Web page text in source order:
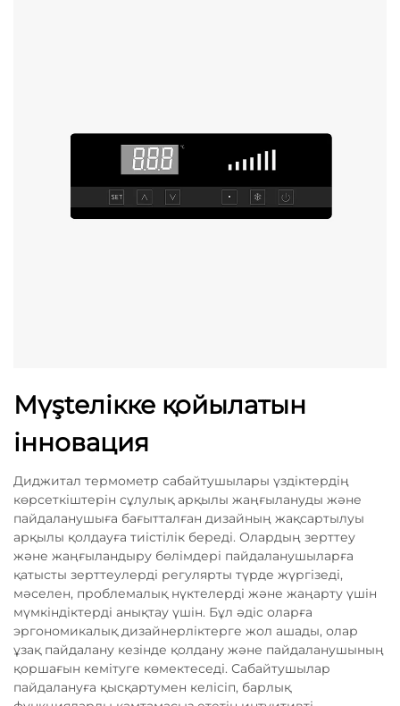
Мүştелікке қойылатын
інновация
Диджитал термометр сабайтушылары үздіктердің
көрсеткіштерін сұлулық арқылы жаңғылануды және
пайдаланушыға бағытталған дизайның жақсартылуы
арқылы қолдауға тиістілік береді. Олардың зерттеу
және жаңғыландыру бөлімдері пайдаланушыларға
қатысты зерттеулерді регулярты түрде жүргізеді,
мәселен, проблемалық нүктелерді және жаңарту үшін
мүмкіндіктерді анықтау үшін. Бұл әдіс оларға
эргономикалық дизайнерліктерге жол ашады, олар
ұзақ пайдалану кезінде қолдану және пайдаланушының
қоршағын кемітуге көмектеседі. Сабайтушылар
пайдалануға қысқартумен келісіп, барлық